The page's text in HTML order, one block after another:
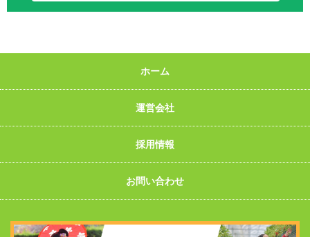
ホーム
運営会社
採用情報
お問い合わせ